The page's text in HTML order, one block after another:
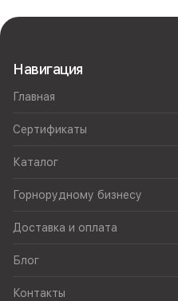
Навигация
Главная
Сертификаты
Каталог
Горнорудному бизнесу
Доставка и оплата
Блог
Контакты